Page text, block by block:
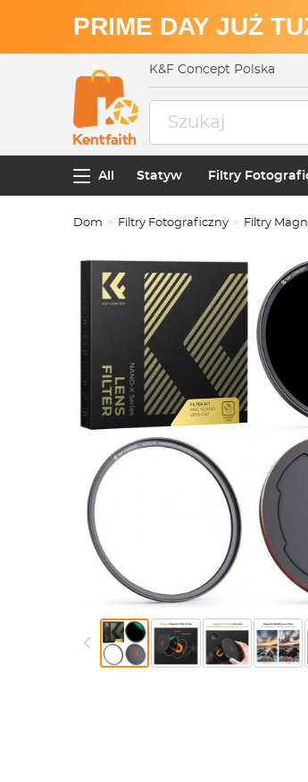
PRIME DAY JUŻ
K&F Concept Polska
All Statyw Filtry
Dom Filtry Fotograficzny Filtry